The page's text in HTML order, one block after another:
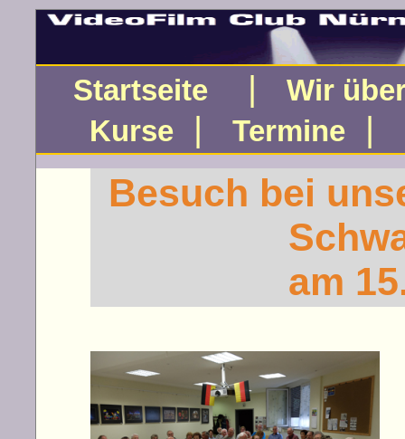
Startseite | Wir
Kurse| Termine|
Besuch bei
am